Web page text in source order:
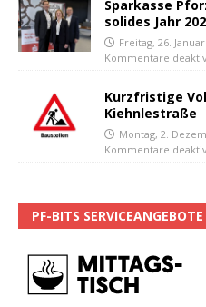
Sparkasse
solides Jahr
Freitag, 26.
Kommentare
Kurzfristige
Kiehnlestraße
Montag, 2.
Kommentare
PF-BITS SERVICEANGEBOTE